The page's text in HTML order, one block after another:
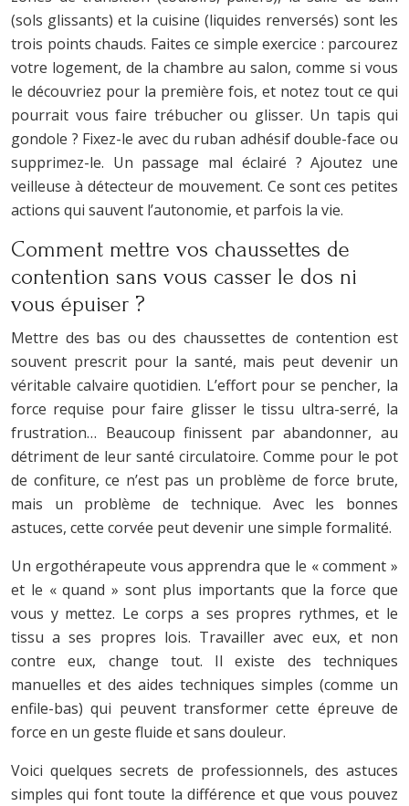
(sols glissants) et la cuisine (liquides renversés) sont les
trois points chauds. Faites ce simple exercice : parcourez
votre logement, de la chambre au salon, comme si vous
le découvriez pour la première fois, et notez tout ce qui
pourrait vous faire trébucher ou glisser. Un tapis qui
gondole ? Fixez-le avec du ruban adhésif double-face ou
supprimez-le. Un passage mal éclairé ? Ajoutez une
veilleuse à détecteur de mouvement. Ce sont ces petites
actions qui sauvent l’autonomie, et parfois la vie.
Comment mettre vos chaussettes de
contention sans vous casser le dos ni
vous épuiser ?
Mettre des bas ou des chaussettes de contention est
souvent prescrit pour la santé, mais peut devenir un
véritable calvaire quotidien. L’effort pour se pencher, la
force requise pour faire glisser le tissu ultra-serré, la
frustration… Beaucoup finissent par abandonner, au
détriment de leur santé circulatoire. Comme pour le pot
de confiture, ce n’est pas un problème de force brute,
mais un problème de technique. Avec les bonnes
astuces, cette corvée peut devenir une simple formalité.
Un ergothérapeute vous apprendra que le « comment »
et le « quand » sont plus importants que la force que
vous y mettez. Le corps a ses propres rythmes, et le
tissu a ses propres lois. Travailler avec eux, et non
contre eux, change tout. Il existe des techniques
manuelles et des aides techniques simples (comme un
enfile-bas) qui peuvent transformer cette épreuve de
force en un geste fluide et sans douleur.
Voici quelques secrets de professionnels, des astuces
simples qui font toute la différence et que vous pouvez